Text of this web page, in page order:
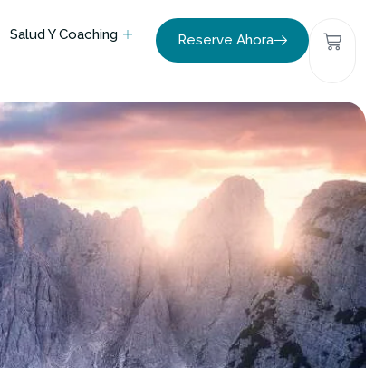
Salud Y Coaching
Reserve Ahora